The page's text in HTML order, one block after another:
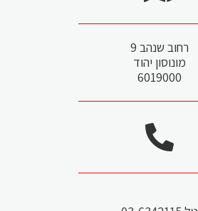
רחוב שנהב 9
מונוסון יהוד
6019000